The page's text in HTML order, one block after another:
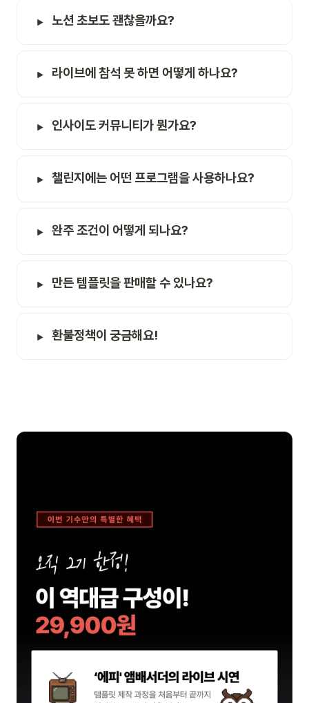
노션 초보도 괜찮을까요?
라이브에 참석 못 하면 어떻게 하나요?
인사이도 커뮤니티가 뭔가요?
챌린지에는 어떤 프로그램을 사용하나요?
완주 조건이 어떻게 되나요?
만든 템플릿을 판매할 수 있나요?
환불정책이 궁금해요!